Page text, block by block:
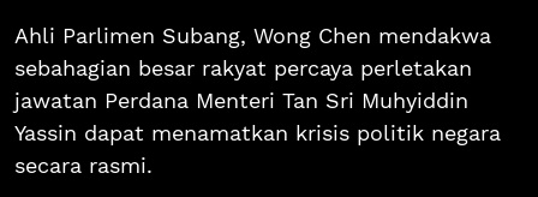
Ahli Parlimen Subang, Wong Chen mendakwa
sebahagian besar rakyat percaya perletakan
jawatan Perdana Menteri Tan Sri Muhyiddin
Yassin dapat menamatkan krisis politik negara
secara rasmi.